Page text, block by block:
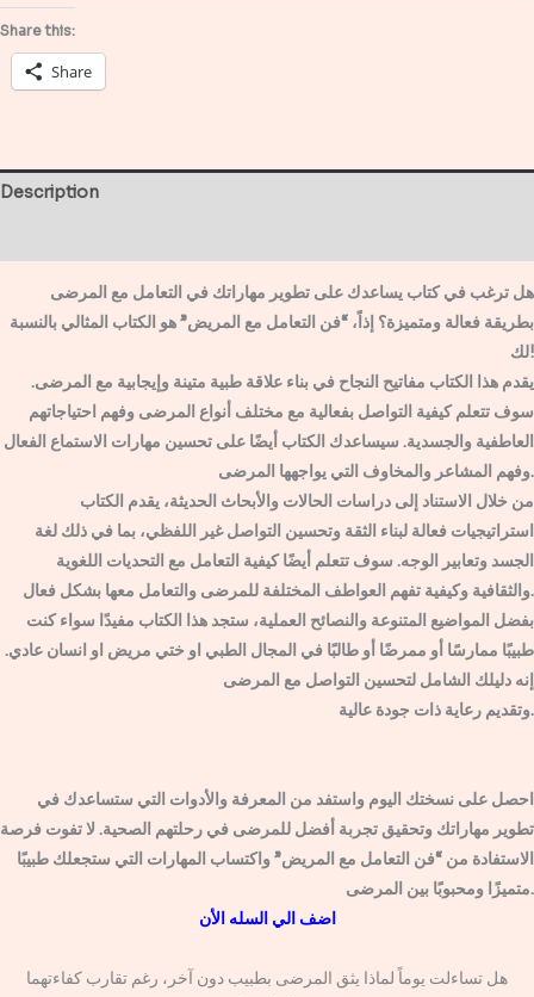
عاطف
أحمد
quantity
Share this:
Share
Description
هل ترغب في كتاب يساعدك على تطوير مهاراتك في التعامل مع المرضى
بطريقة فعالة ومتميزة؟ إذاً، “فن التعامل مع المريض” هو الكتاب المثالي بالنسبة
لك!
يقدم هذا الكتاب مفاتيح النجاح في بناء علاقة طبية متينة وإيجابية مع المرضى.
سوف تتعلم كيفية التواصل بفعالية مع مختلف أنواع المرضى وفهم احتياجاتهم
العاطفية والجسدية. سيساعدك الكتاب أيضًا على تحسين مهارات الاستماع الفعال
وفهم المشاعر والمخاوف التي يواجهها المرضى.
من خلال الاستناد إلى دراسات الحالات والأبحاث الحديثة، يقدم الكتاب
استراتيجيات فعالة لبناء الثقة وتحسين التواصل غير اللفظي، بما في ذلك لغة
الجسد وتعابير الوجه. سوف تتعلم أيضًا كيفية التعامل مع التحديات اللغوية
والثقافية وكيفية تفهم العواطف المختلفة للمرضى والتعامل معها بشكل فعال.
بفضل المواضيع المتنوعة والنصائح العملية، ستجد هذا الكتاب مفيدًا سواء كنت
طبيبًا ممارسًا أو ممرضًا أو طالبًا في المجال الطبي او ختي مريض او انسان عادي.
إنه دليلك الشامل لتحسين التواصل مع المرضى
وتقديم رعاية ذات جودة عالية.
احصل على نسختك اليوم واستفد من المعرفة والأدوات التي ستساعدك في
تطوير مهاراتك وتحقيق تجربة أفضل للمرضى في رحلتهم الصحية. لا تفوت فرصة
الاستفادة من “فن التعامل مع المريض” واكتساب المهارات التي ستجعلك طبيبًا
متميزًا ومحبوبًا بين المرضى.
اضف الي السله الأن
هل تساءلت يوماً لماذا يثق المرضى بطبيب دون آخر، رغم تقارب كفاءتهما